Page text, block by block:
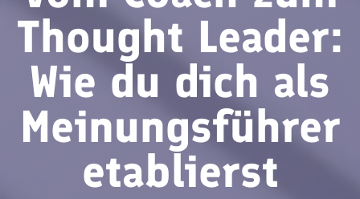
Thought Leader:
Wie du dich als
Meinungsführer
etablierst